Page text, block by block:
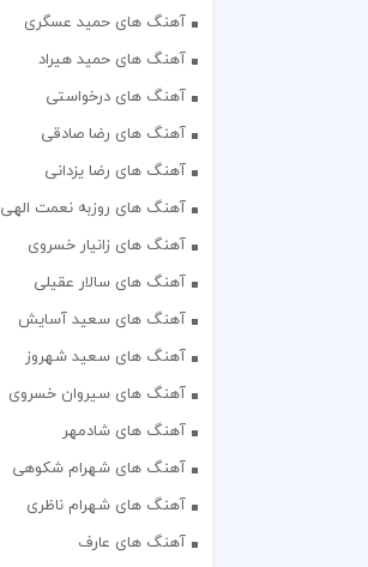
آهنگ های حمید عسگری
آهنگ های حمید هیراد
آهنگ های درخواستی
آهنگ های رضا صادقی
آهنگ های رضا یزدانی
آهنگ های روزبه نعمت الهی
آهنگ های زانیار خسروی
آهنگ های سالار عقیلی
آهنگ های سعید آسایش
آهنگ های سعید شهروز
آهنگ های سیروان خسروی
آهنگ های شادمهر
آهنگ های شهرام شکوهی
آهنگ های شهرام ناظری
آهنگ های عارف